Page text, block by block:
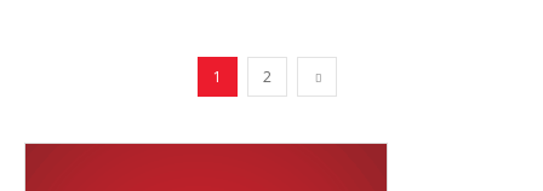
1 2